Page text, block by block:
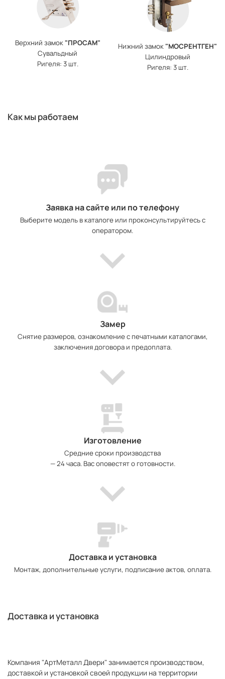
Верхний замок"ПРОСАМ"
Сувальдный
Ригеля: 3 шт.
Нижний замок"МОСРЕНТГЕН"
Цилиндровый
Ригеля: 3 шт.
Как мы работаем
Заявка на сайте или по телефону
Выберите модель в каталоге или проконсультируйтесь с
оператором.
Замер
Снятие размеров, ознакомление с печатными каталогами,
заключения договора и предоплата.
Изготовление
Средние сроки производства
— 24 часа. Вас оповестят о готовности.
Доставка и установка
Монтаж, дополнительные услуги, подписание актов, оплата.
Доставка и установка
Компания "АртМеталл Двери" занимается производством,
доставкой и установкой своей продукции на территории